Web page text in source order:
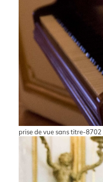
prise de vue sans titre-8702